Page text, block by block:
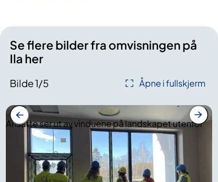
Se flere bilder fra omvisningen på
Ila her
Bilde1/5 Åpne i fullskjerm
Ansatte ser ut av vinduene på landskapet utenfor